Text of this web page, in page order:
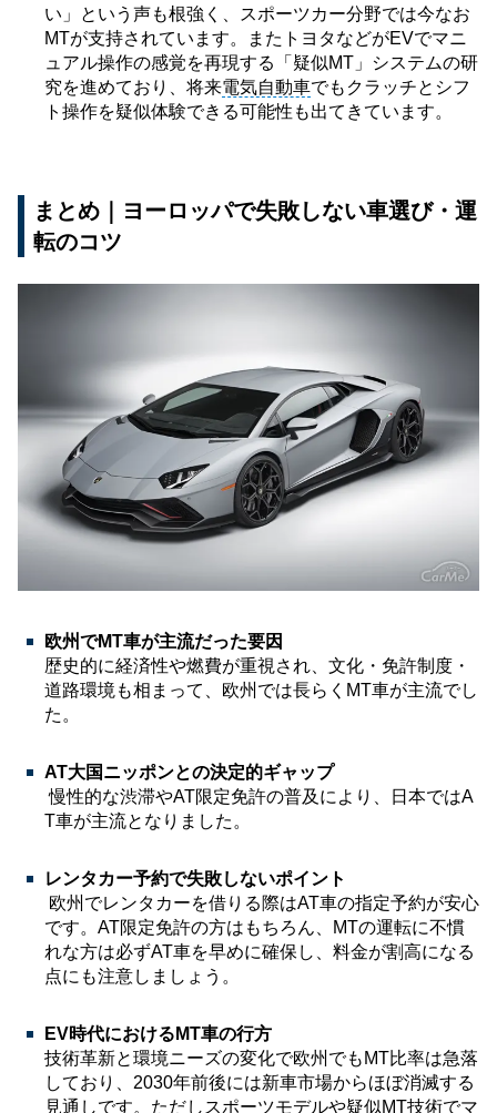
い」という声も根強く、スポーツカー分野では今なお
MTが支持されています。またトヨタなどがEVでマニ
ュアル操作の感覚を再現する「疑似MT」システムの研
究を進めており、将来電気自動車でもクラッチとシフ
ト操作を疑似体験できる可能性も出てきています。
まとめ｜ヨーロッパで失敗しない車選び・運
転のコツ
欧州でMT車が主流だった要因
歴史的に経済性や燃費が重視され、文化・免許制度・
道路環境も相まって、欧州では長らくMT車が主流でし
た。
AT大国ニッポンとの決定的ギャップ
慢性的な渋滞やAT限定免許の普及により、日本ではA
T車が主流となりました。
レンタカー予約で失敗しないポイント
欧州でレンタカーを借りる際はAT車の指定予約が安心
です。AT限定免許の方はもちろん、MTの運転に不慣
れな方は必ずAT車を早めに確保し、料金が割高になる
点にも注意しましょう。
EV時代におけるMT車の行方
技術革新と環境ニーズの変化で欧州でもMT比率は急落
しており、2030年前後には新車市場からほぼ消滅する
見通しです。ただしスポーツモデルや疑似MT技術でマ